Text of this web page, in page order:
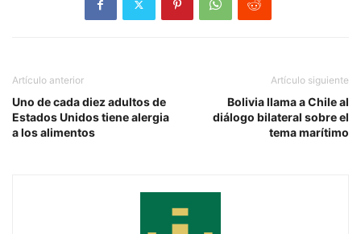
Artículo anterior
Uno de cada diez adultos de
Estados Unidos tiene alergia
a los alimentos
Artículo siguiente
Bolivia llama a Chile al
diálogo bilateral sobre el
tema marítimo